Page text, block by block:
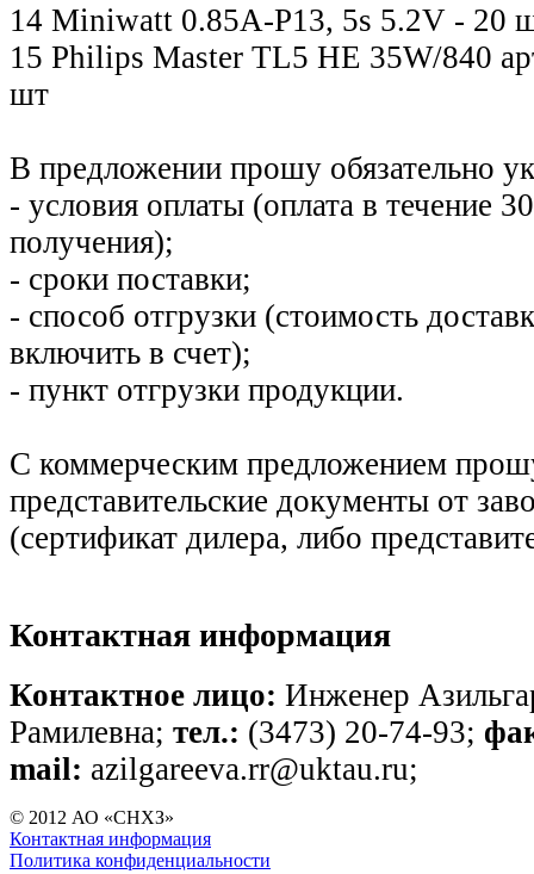
14 Miniwatt 0.85А-Р13, 5s 5.2V - 20
15 Philips Master TL5 HE 35W/840
шт
В предложении прошу обязательно
- условия оплаты (оплата в течение
получения);
- сроки поставки;
- способ отгрузки (стоимость
включить в счет);
- пункт отгрузки продукции.
С коммерческим предложением
представительские документы от
(сертификат дилера, либо
Контактная информация
Контактное лицо: Инженер
Рамилевна; тел.: (3473) 20-74-93;
mail: azilgareeva.rr@uktau.ru;
© 2012 АО «СНХЗ»
Контактная информация
Политика конфиденциальности